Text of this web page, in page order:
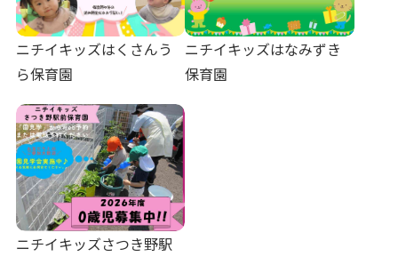
ニチイキッズはくさんう
ら保育園
ニチイキッズはなみずき
保育園
ニチイキッズさつき野駅